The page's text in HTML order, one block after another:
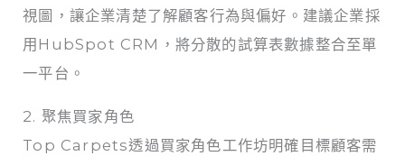
視圖，讓企業清楚了解顧客行為與偏好。建議企業採
用HubSpot CRM，將分散的試算表數據整合至單
一平台。
2. 聚焦買家角色
Top Carpets透過買家角色工作坊明確目標顧客需